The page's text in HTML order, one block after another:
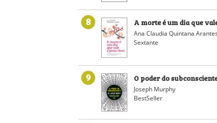
8 A morte é um dia que
Ana Claudia Quintana Arantes
Sextante
9 O poder do
Joseph Murphy
BestSeller